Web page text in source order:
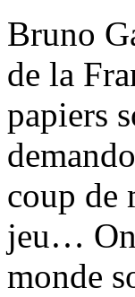
Bruno
de la
papiers
coup de
jeu… On
monde